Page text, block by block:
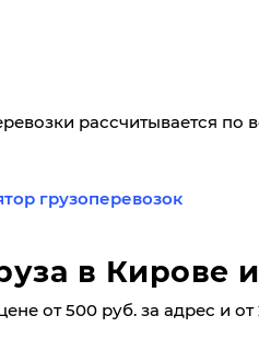
рассчитывается по
грузоперевозок
в Кирове
от 500 руб. за адрес и